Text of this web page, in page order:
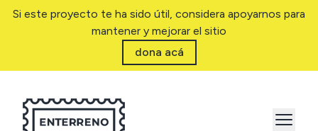
Si este proyecto te ha sido útil, considera apoyarnos para
mantener y mejorar el sitio
dona acá